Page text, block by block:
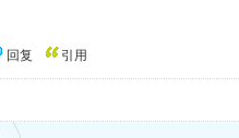
回复 引用